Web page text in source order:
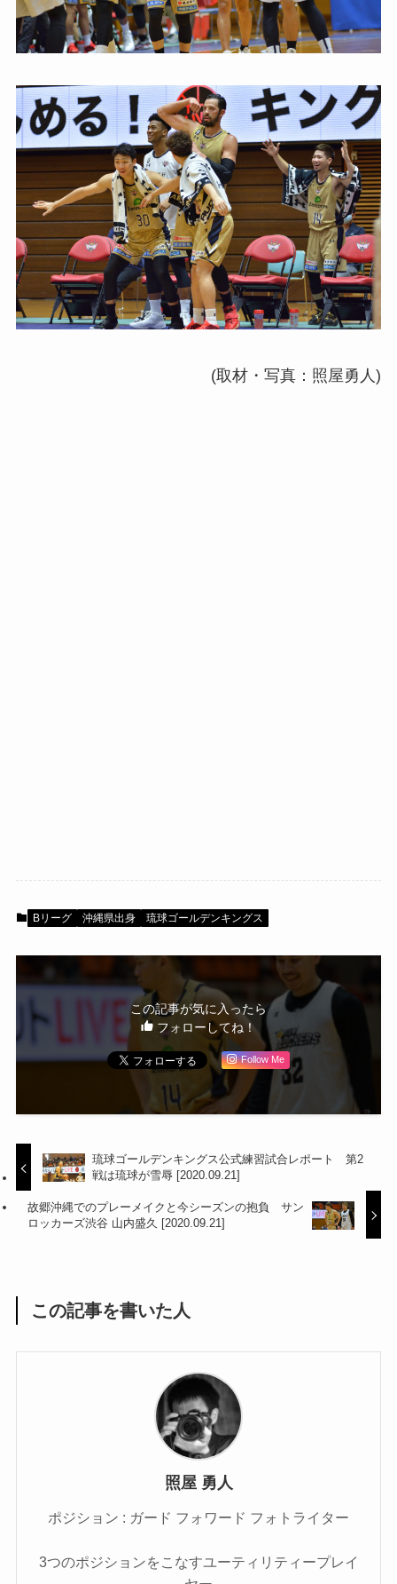
(取材・写真：照屋勇人)
Bリーグ 沖縄県出身 琉球ゴールデンキングス
この記事が気に入ったら
フォローしてね！
Follow Me
琉球ゴールデンキングス公式練習試合レポート 第2
戦は琉球が雪辱 [2020.09.21]
故郷沖縄でのプレーメイクと今シーズンの抱負 サン
ロッカーズ渋谷 山内盛久 [2020.09.21]
この記事を書いた人
照屋 勇人
ポジション : ガード フォワード フォトライター
3つのポジションをこなすユーティリティープレイ